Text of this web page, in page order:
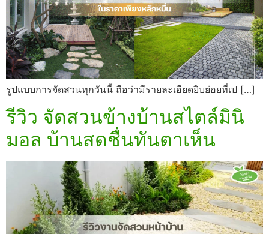
รูปแบบการจัดสวนทุกวันนี้ ถือว่ามีรายละเอียดยิบย่อยที่เป […]
รีวิว จัดสวนข้างบ้านสไตล์มินิ
มอล บ้านสดชื่นทันตาเห็น